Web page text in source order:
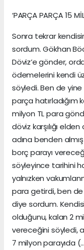
‘PARÇA PARÇA 15
Sonra tekrar
sordum. Gökhan
Döviz’e gönder,
ödemelerini kendi
söyledi. Ben de yine
parça hatırladığım
milyon TL para
döviz karşılığı elden
adına benden
borç parayı
söyleyince tarihini
yalnızken
para getirdi, ben de
diye sordum.
olduğunu, kalan 2
vereceğini söyledi,
7 milyon parayıda